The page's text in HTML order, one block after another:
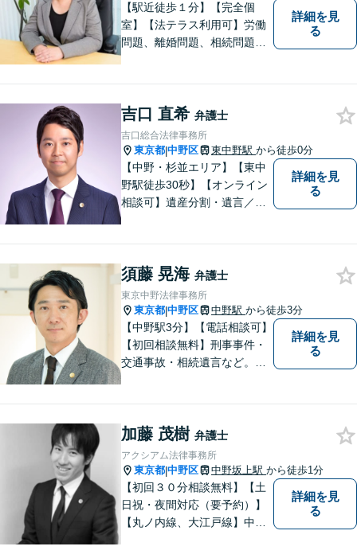
【駅近徒歩１分】【完全個
室】【法テラス利用可】労働
問題、離婚問題、相続問題、
話をお伺いいたします。
詳細を見
る
吉口 直希 弁護士
吉口総合法律事務所
東京都|中野区 東中野駅 から徒歩0分
【中野・杉並エリア】【東中
野駅徒歩30秒】【オンライン
相談可】遺産分割・遺言／不
依頼者様の目線に立ち早期問
題解決に取り組みます。お気
軽にご相談ください【完全個
室】
詳細を見
る
須藤 晃海 弁護士
東京中野法律事務所
東京都|中野区 中野駅 から徒歩3分
【中野駅3分】【電話相談可】
【初回相談無料】刑事事件・
交通事故・相続遺言など。フ
はありません。お気軽に弁護
士にご相談ください【休日・
夜間相談可】
詳細を見
る
加藤 茂樹 弁護士
アクシアム法律事務所
東京都|中野区 中野坂上駅 から徒歩1分
【初回３０分相談無料】【土
日祝・夜間対応（要予約）】
【丸ノ内線、大江戸線】中野
詳細を見
る